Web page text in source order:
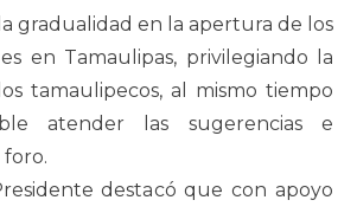
gradualidad en la apertura de los
en Tamaulipas, privilegiando la
tamaulipecos, al mismo tiempo
atender las sugerencias e
destacó que con apoyo